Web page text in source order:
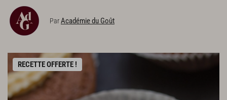
ParAcadémie du Goût
RECETTE OFFERTE !